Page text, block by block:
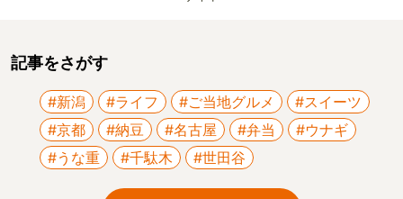
記事をさがす
#新潟 #ライフ #ご当地グルメ
#スイーツ
#京都
#納豆 #名古屋 #弁当
#ウナギ
#うな重
#千駄木 #世田谷